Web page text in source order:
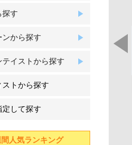
探す
ンから探す
テイストから探す
ストから探す
定して探す
人気ランキング